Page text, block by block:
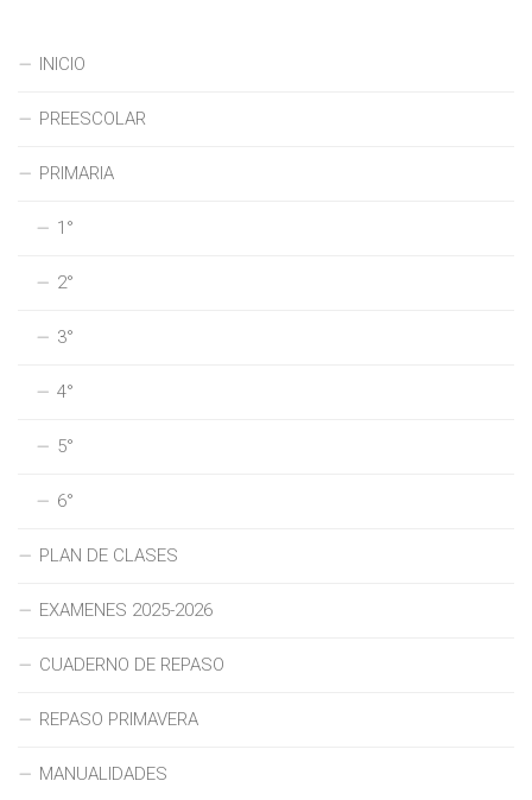
INICIO
PREESCOLAR
PRIMARIA
1°
2°
3°
4°
5°
6°
PLAN DE CLASES
EXAMENES 2025-2026
CUADERNO DE REPASO
REPASO PRIMAVERA
MANUALIDADES